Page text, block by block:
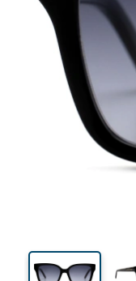
44 mm
Высота линзы